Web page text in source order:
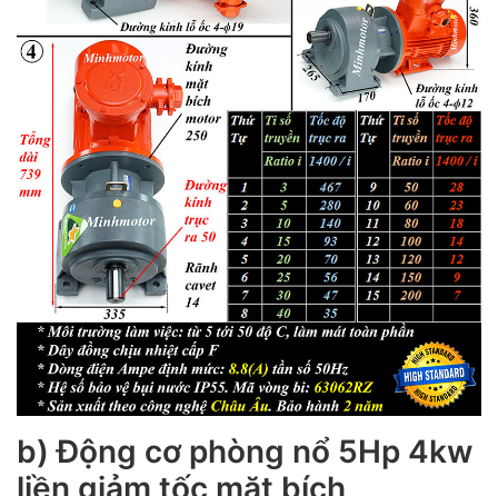
b) Động cơ phòng nổ 5Hp 4kw
liền giảm tốc mặt bích